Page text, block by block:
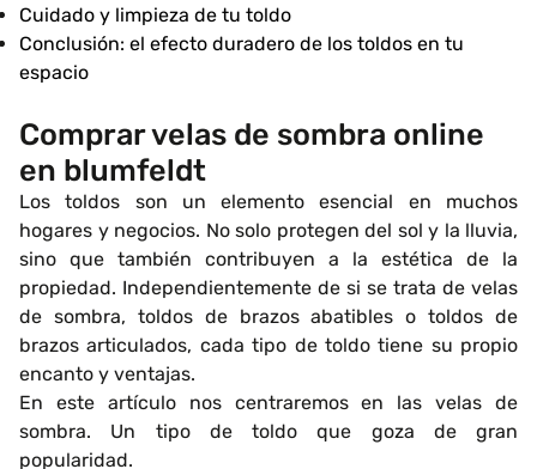
Cuidado y limpieza de tu toldo
Conclusión: el efecto duradero de los toldos en tu
espacio
Comprar velas de sombra online
en blumfeldt
Los toldos son un elemento esencial en muchos
hogares y negocios. No solo protegen del sol y la lluvia,
sino que también contribuyen a la estética de la
propiedad. Independientemente de si se trata de velas
de sombra, toldos de brazos abatibles o toldos de
brazos articulados, cada tipo de toldo tiene su propio
encanto y ventajas.
En este artículo nos centraremos en las velas de
sombra. Un tipo de toldo que goza de gran
popularidad.